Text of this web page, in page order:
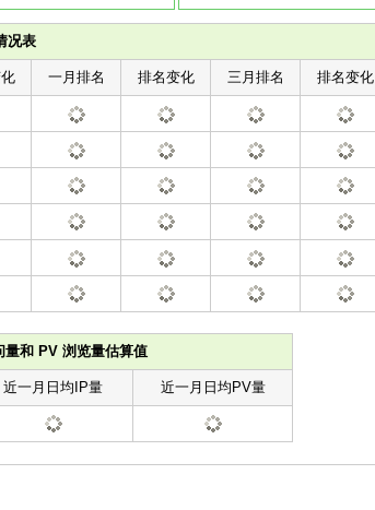
况表
一月排名 排名变化 三月排名 排名变化
和 PV 浏览量估算值
近一月日均IP量 近一月日均PV量